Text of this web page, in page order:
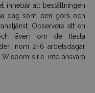
innebär att beställningen
dag som den görs och
Observera att en
även om de flesta
inom 2-6 arbetsdagar
s.r.o. inte ansvara